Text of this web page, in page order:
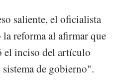
saliente, el oficialista
reforma al afirmar que
el inciso del artículo
de gobierno".